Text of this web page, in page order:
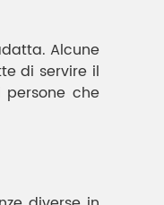
Alcune
di servire il
che